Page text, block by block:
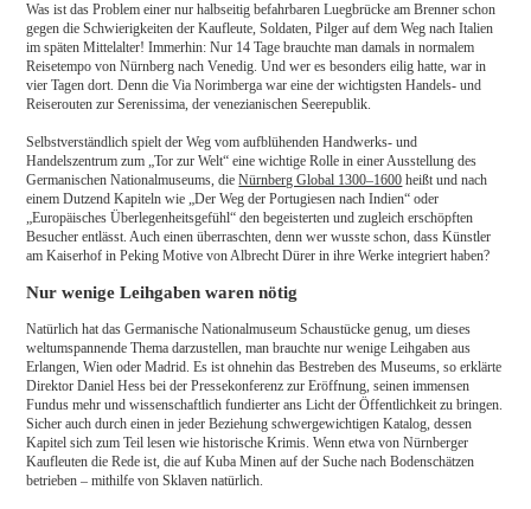
Was ist das Problem einer nur halbseitig befahrbaren Luegbrücke am Brenner schon
gegen die Schwierigkeiten der Kaufleute, Soldaten, Pilger auf dem Weg nach Italien
im späten Mittelalter! Immerhin: Nur 14 Tage brauchte man damals in normalem
Reisetempo von Nürnberg nach Venedig. Und wer es besonders eilig hatte, war in
vier Tagen dort. Denn die Via Norimberga war eine der wichtigsten Handels- und
Reiserouten zur Serenissima, der venezianischen Seerepublik.
Selbstverständlich spielt der Weg vom aufblühenden Handwerks- und
Handelszentrum zum „Tor zur Welt“ eine wichtige Rolle in einer Ausstellung des
Germanischen Nationalmuseums, dieNürnberg Global 1300–1600 heißt und nach
einem Dutzend Kapiteln wie „Der Weg der Portugiesen nach Indien“ oder
„Europäisches Überlegenheitsgefühl“ den begeisterten und zugleich erschöpften
Besucher entlässt. Auch einen überraschten, denn wer wusste schon, dass Künstler
am Kaiserhof in Peking Motive von Albrecht Dürer in ihre Werke integriert haben?
Nur wenige Leihgaben waren nötig
Natürlich hat das Germanische Nationalmuseum Schaustücke genug, um dieses
weltumspannende Thema darzustellen, man brauchte nur wenige Leihgaben aus
Erlangen, Wien oder Madrid. Es ist ohnehin das Bestreben des Museums, so erklärte
Direktor Daniel Hess bei der Pressekonferenz zur Eröffnung, seinen immensen
Fundus mehr und wissenschaftlich fundierter ans Licht der Öffentlichkeit zu bringen.
Sicher auch durch einen in jeder Beziehung schwergewichtigen Katalog, dessen
Kapitel sich zum Teil lesen wie historische Krimis. Wenn etwa von Nürnberger
Kaufleuten die Rede ist, die auf Kuba Minen auf der Suche nach Bodenschätzen
betrieben – mithilfe von Sklaven natürlich.